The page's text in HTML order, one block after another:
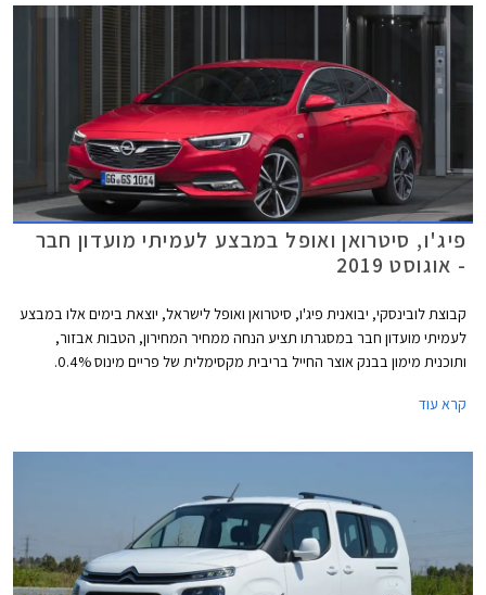
פיג'ו, סיטרואן ואופל במבצע לעמיתי מועדון חבר
- אוגוסט 2019
קבוצת לובינסקי, יבואנית פיג'ו, סיטרואן ואופל לישראל, יוצאת בימים אלו במבצע
לעמיתי מועדון חבר במסגרתו תציע הנחה ממחיר המחירון, הטבות אבזור,
ותוכנית מימון בבנק אוצר החייל בריבית מקסימלית של פריים מינוס 0.4%.
קרא עוד